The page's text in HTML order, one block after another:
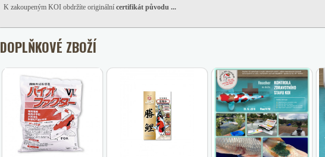
K zakoupeným KOI obdržíte originální certifikát původu ...
DOPLŇKOVÉ ZBOŽÍ